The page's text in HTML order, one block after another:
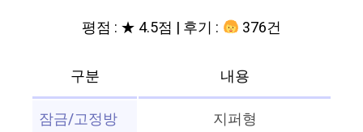
평점 : ★ 4.5점 | 후기 : 376건
구분
내용
잠금/고정방
지퍼형